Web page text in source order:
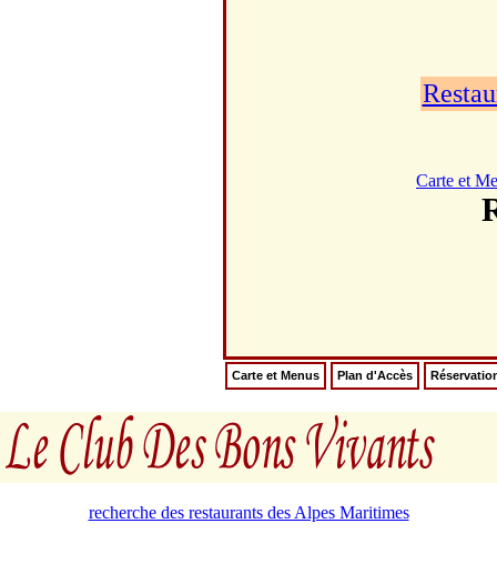
Carte et
Carte et Menus Plan d'Accès
recherche des restaurants des Alpes Maritimes